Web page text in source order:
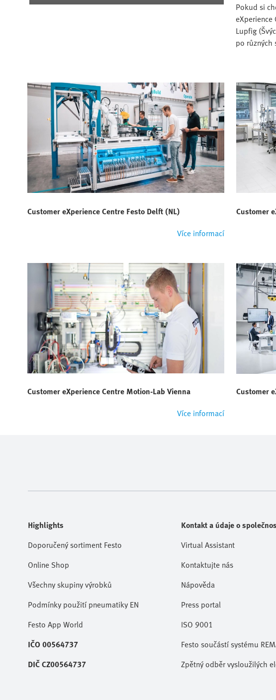
Pokud si
eXperience
Lupfig
po
Customer eXperience Centre Festo Delft (NL)
Více informací
Customer
Customer eXperience Centre Motion-Lab Vienna
Více informací
Customer
Highlights
Doporučený sortiment Festo
Online Shop
Všechny skupiny výrobků
Podmínky použití pneumatiky EN
Festo App World
IČO 00564737
DIČ CZ00564737
Kontakt a údaje o
Virtual Assistant
Kontaktujte nás
Nápověda
Press portal
ISO 9001
Festo součástí systému
Zpětný odběr vysloužilých